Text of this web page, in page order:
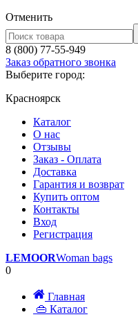
Отменить
8 (800) 77-55-949
Заказ обратного звонка
Выберите город:
Красноярск
Каталог
О нас
Отзывы
Заказ - Оплата
Доставка
Гарантия и возврат
Купить оптом
Контакты
Вход
Регистрация
LEMOORWoman bags
0
Главная
👜 Каталог